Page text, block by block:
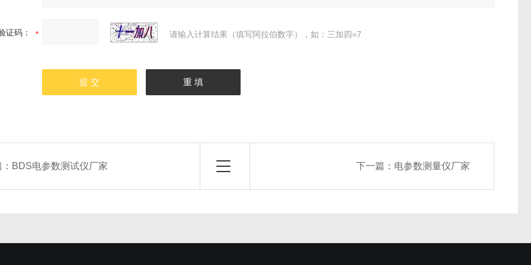
证码： 请输入计算结果（填写阿拉伯数字），如：三加四=7
BDS电参数测试仪厂家 下一篇： 电参数测量仪厂家